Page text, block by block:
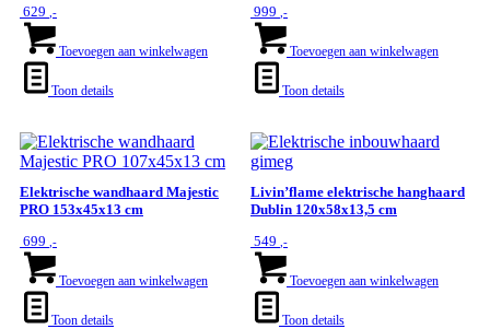
629 ,-
Toevoegen aan winkelwagen
Toon details
999 ,-
Toevoegen aan winkelwagen
Toon details
Elektrische wandhaard Majestic
PRO 153x45x13 cm
699 ,-
Toevoegen aan winkelwagen
Toon details
Livin’flame elektrische hanghaard
Dublin 120x58x13,5 cm
549 ,-
Toevoegen aan winkelwagen
Toon details